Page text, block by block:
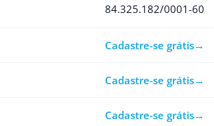
84.325.182/0001-60
Cadastre-se grátis
Cadastre-se grátis
Cadastre-se grátis